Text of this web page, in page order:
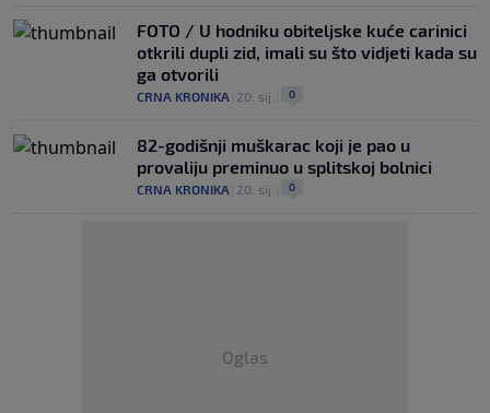
FOTO / U hodniku obiteljske kuće carinici
otkrili dupli zid, imali su što vidjeti kada su
ga otvorili
CRNA KRONIKA 20. sij. 0
82-godišnji muškarac koji je pao u
provaliju preminuo u splitskoj bolnici
CRNA KRONIKA 20. sij. 0
Oglas